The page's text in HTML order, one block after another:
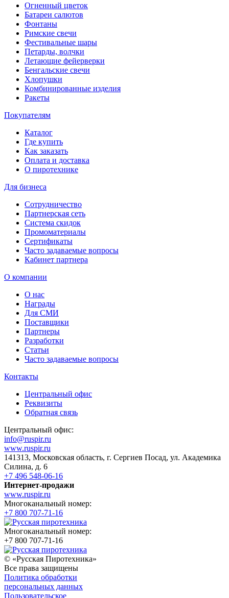
Огненный цветок
Батареи салютов
Фонтаны
Римские свечи
Фестивальные шары
Петарды, волчки
Летающие фейерверки
Бенгальские свечи
Хлопушки
Комбинированные изделия
Ракеты
Покупателям
Каталог
Где купить
Как заказать
Оплата и доставка
О пиротехнике
Для бизнеса
Сотрудничество
Партнерская сеть
Система скидок
Промоматериалы
Сертификаты
Часто задаваемые вопросы
Кабинет партнера
О компании
О нас
Награды
Для СМИ
Поставщики
Партнеры
Разработки
Статьи
Часто задаваемые вопросы
Контакты
Центральный офис
Реквизиты
Обратная связь
Центральный офис:
info@ruspir.ru
www.ruspir.ru
141313, Московская область, г. Сергиев Посад, ул. Академика
Силина, д. 6
+7 496 548-06-16
Интернет-продажи
www.ruspir.ru
Многоканальный номер:
+7 800 707-71-16
Многоканальный номер:
+7 800 707-71-16
© «Русская Пиротехника»
Все права защищены
Политика обработки
персональных данных
Пользовательское